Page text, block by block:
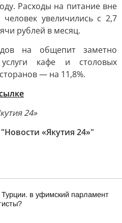
Расходы на питание вне
увеличились с 2,7
рублей в месяц.
на общепит заметно
кафе и столовых
— на 11,8%.
24»
«Якутия 24»"
в уфимский парламент